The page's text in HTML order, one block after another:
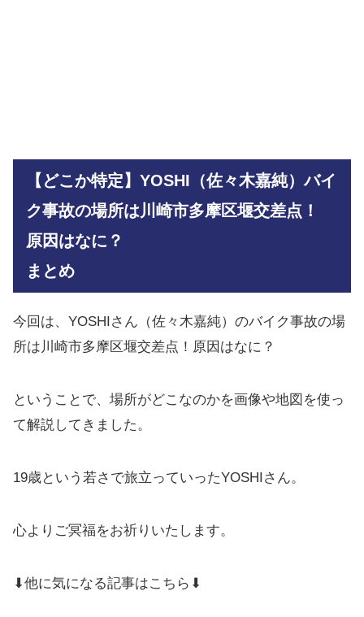
【どこか特定】YOSHI（佐々木嘉純）バイ
ク事故の場所は川崎市多摩区堰交差点！
原因はなに？
まとめ
今回は、YOSHIさん（佐々木嘉純）のバイク事故の場
所は川崎市多摩区堰交差点！原因はなに？
ということで、場所がどこなのかを画像や地図を使っ
て解説してきました。
19歳という若さで旅立っていったYOSHIさん。
心よりご冥福をお祈りいたします。
⬇他に気になる記事はこちら⬇